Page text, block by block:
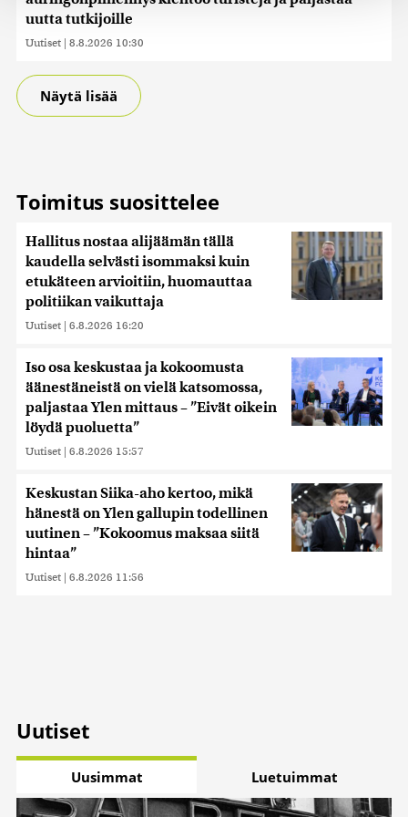
tukemiseen ja kävijämäärämme analysoimiseen. Lisäksi
jaamme sosiaalisen median, mainosalan ja analytiikka-
alan kumppaneillemme tietoja siitä, miten käytät
sivustoamme. Kumppanimme voivat yhdistää näitä
tietoja muihin tietoihin, joita olet antanut heille tai joita on
kerätty, kun olet käyttänyt heidän palvelujaan. Tietoja
uutta tutkijoille
Uutiset | 8.8.2026 10:30
Näytä lisää
Toimitus suosittelee
Hallitus nostaa alijäämän tällä
kaudella selvästi isommaksi kuin
etukäteen arvioitiin, huomauttaa
politiikan vaikuttaja
Uutiset | 6.8.2026 16:20
Iso osa keskustaa ja kokoomusta
äänestäneistä on vielä katsomossa,
paljastaa Ylen mittaus – ”Eivät oikein
löydä puoluetta”
Uutiset | 6.8.2026 15:57
Keskustan Siika-aho kertoo, mikä
hänestä on Ylen gallupin todellinen
uutinen – ”Kokoomus maksaa siitä
hintaa”
Uutiset | 6.8.2026 11:56
Uutiset
Uusimmat Luetuimmat